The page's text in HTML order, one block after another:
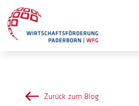
Zurück zum Blog